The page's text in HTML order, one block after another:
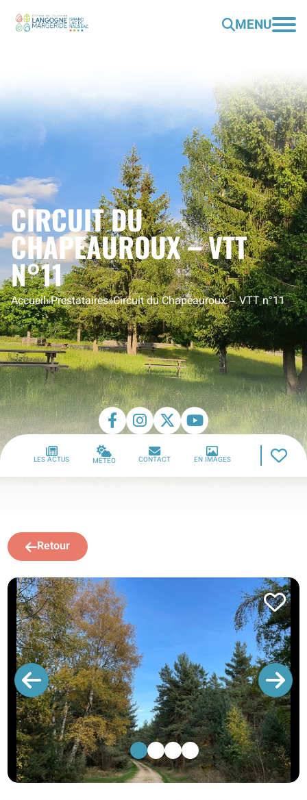
MENU
CIRCUIT DU
CHAPEAUROUX – VTT
N°11
Accueil»Prestataires»Circuit du Chapeauroux – VTT n°11
LES ACTUS MÉTÉO CONTACT EN IMAGES
Retour